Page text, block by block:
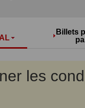
les
Billets